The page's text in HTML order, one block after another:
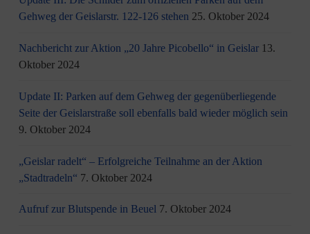
Gehweg der Geislarstr. 122-126 stehen 25. Oktober 2024
Nachbericht zur Aktion „20 Jahre Picobello“ in Geislar 13.
Oktober 2024
Update II: Parken auf dem Gehweg der gegenüberliegende
Seite der Geislarstraße soll ebenfalls bald wieder möglich sein
9. Oktober 2024
„Geislar radelt“ – Erfolgreiche Teilnahme an der Aktion
„Stadtradeln“ 7. Oktober 2024
Aufruf zur Blutspende in Beuel 7. Oktober 2024